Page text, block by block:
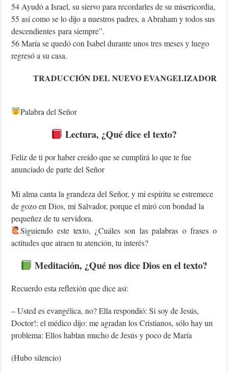
54 Ayudó a Israel, su siervo para recordarles de su misericordia,
55 así como se lo dijo a nuestros padres, a Abraham y todos sus
descendientes para siempre”.
56 María se quedó con Isabel durante unos tres meses y luego
regresó a su casa.
TRADUCCIÓN DEL NUEVO EVANGELIZADOR
Palabra del Señor
Lectura, ¿Qué dice el texto?
Feliz de ti por haber creído que se cumplirá lo que te fue
anunciado de parte del Señor
Mi alma canta la grandeza del Señor, y mi espíritu se estremece
de gozo en Dios, mi Salvador, porque el miró con bondad la
pequeñez de tu servidora.
‍Siguiendo este texto, ¿Cuáles son las palabras o frases o
actitudes que atraen tu atención, tu interés?
Meditación, ¿Qué nos dice Dios en el texto?
Recuerdo esta reflexión que dice así:
– Usted es evangélica, no? Ella respondió: Si soy de Jesús,
Doctor!; el médico dijo: me agradan los Cristianos, sólo hay un
problema: Ellos hablan mucho de Jesús y poco de María
(Hubo silencio)